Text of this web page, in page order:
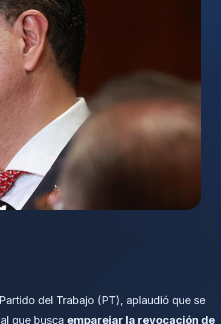
del Trabajo (PT), aplaudió que se
que busca emparejar la revocación de